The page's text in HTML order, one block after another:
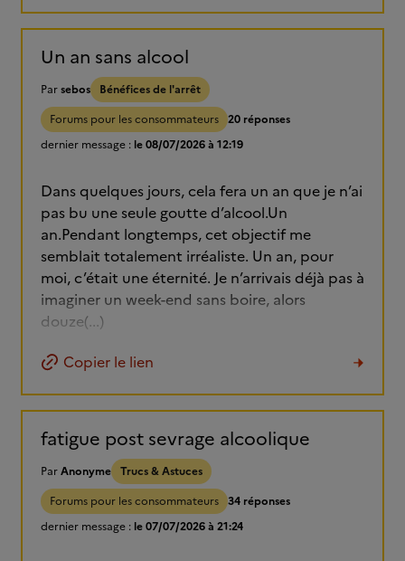
Un an sans alcool
Parsebos
Bénéfices de l'arrêt
Forums pour les consommateurs 20 réponses
dernier message : le 08/07/2026 à 12:19
Dans quelques jours, cela fera un an que je n’ai
pas bu une seule goutte d’alcool.Un
an.Pendant longtemps, cet objectif me
semblait totalement irréaliste. Un an, pour
moi, c’était une éternité. Je n’arrivais déjà pas à
imaginer un week-end sans boire, alors
douze(...)
Copier le lien
fatigue post sevrage alcoolique
ParAnonyme Trucs & Astuces
Forums pour les consommateurs 34 réponses
dernier message : le 07/07/2026 à 21:24